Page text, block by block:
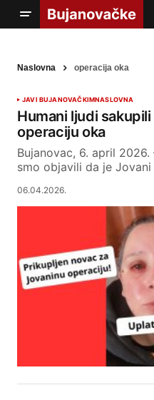
Naslovna operacija oka
JAVI BUJANOVAČKIMNASLOVNA
Humani ljudi
operaciju oka
Bujanovac, 6. april
smo objavili da je
06.04.2026.